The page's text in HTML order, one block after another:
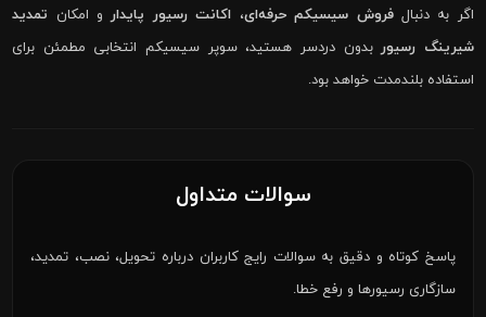
اگر به دنبالفروش سیسیکم حرفه‌ای، اکانت رسیور پایدارو امکان تمدید
شیرینگ رسیوربدون دردسر هستید، سوپر سیسیکم انتخابی مطمئن برای
استفاده بلندمدت خواهد بود.
سوالات متداول
پاسخ کوتاه و دقیق به سوالات رایج کاربران درباره تحویل، نصب، تمدید،
سازگاری رسیورها و رفع خطا.